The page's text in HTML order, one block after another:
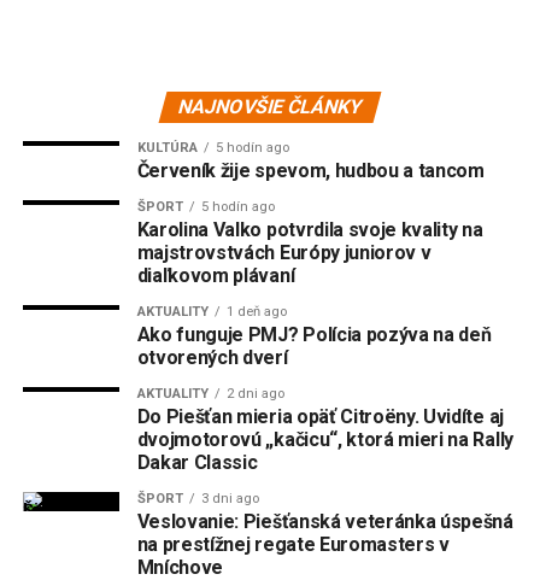
NAJNOVŠIE ČLÁNKY
KULTÚRA 5 hodín ago
Červeník žije spevom, hudbou a tancom
ŠPORT 5 hodín ago
Karolina Valko potvrdila svoje kvality na
majstrovstvách Európy juniorov v
diaľkovom plávaní
AKTUALITY 1 deň ago
Ako funguje PMJ? Polícia pozýva na deň
otvorených dverí
AKTUALITY 2 dni ago
Do Piešťan mieria opäť Citroëny. Uvidíte aj
dvojmotorovú „kačicu“, ktorá mieri na Rally
Dakar Classic
ŠPORT 3 dni ago
Veslovanie: Piešťanská veteránka úspešná
na prestížnej regate Euromasters v
Mníchove